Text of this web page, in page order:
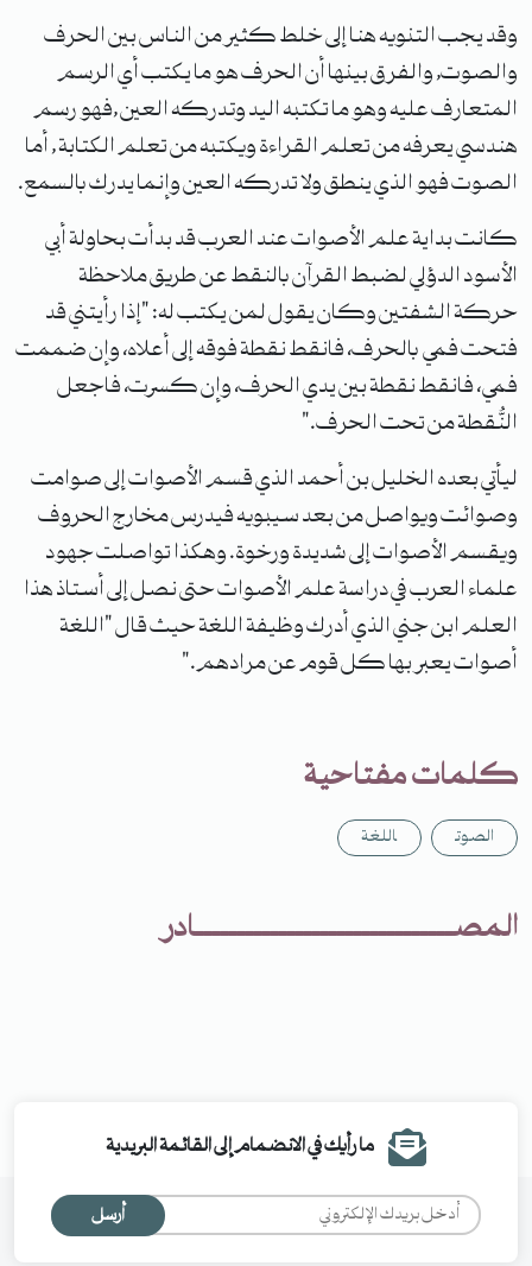
وقد يجب التنويه هنا إلى خلط كثير من الناس بين الحرف
والصوت, والفرق بينها أن الحرف هو ما يكتب أي الرسم
المتعارف عليه وهو ما تكتبه اليد وتدركه العين ,فهو رسم
هندسي يعرفه من تعلم القراءة ويكتبه من تعلم الكتابة , أما
الصوت فهو الذي ينطق ولا تدركه العين وإنما يدرك بالسمع.
كانت بداية علم الأصوات عند العرب قد بدأت بحاولة أبي
الأسود الدؤلي لضبط القرآن بالنقط عن طريق ملاحظة
حركة الشفتين وكان يقول لمن يكتب له: "إذا رأيتني قد
فتحت فمي بالحرف، فانقط نقطة فوقه إلى أعلاه، وإن ضممت
فمي، فانقط نقطة بين يدي الحرف، وإن كسرت، فاجعل
النُّقطة من تحت الحرف."
ليأتي بعده الخليل بن أحمد الذي قسم الأصوات إلى صوامت
وصوائت ويواصل من بعد سيبويه فيدرس مخارج الحروف
ويقسم الأصوات إلى شديدة ورخوة. وهكذا تواصلت جهود
علماء العرب في دراسة علم الأصوات حتى نصل إلى أستاذ هذا
العلم ابن جني الذي أدرك وظيفة اللغة حيث قال "اللغة
أصوات يعبر بها كل قوم عن مرادهم."
كلمات مفتاحية
الصوت اللغة
المصـــــــــــــــــــــــــــــــادر
ما رأيك في الانضمام إلى القائمة البريدية
أرسل